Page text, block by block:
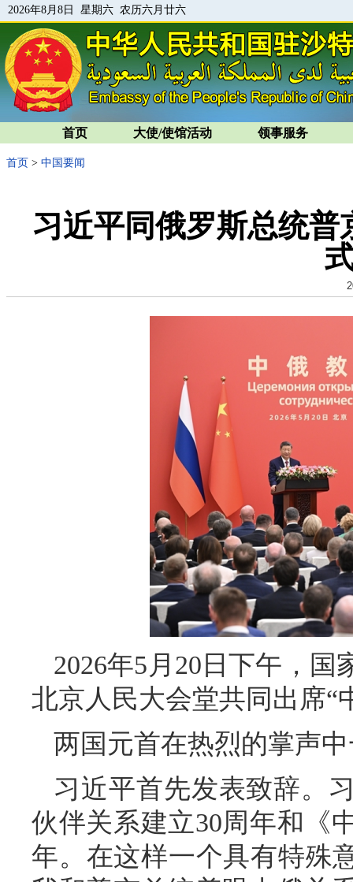
2026年8月8日 星期六 农历六月廿六
首页 大使/使馆活动 领事服务
首页 > 中国要闻
习近平同俄罗斯总统普
2026年5月20日下午，
北京人民大会堂共同出席“
两国元首在热烈的掌声
习近平首先发表致辞。
伙伴关系建立30周年和《
年。在这样一个具有特殊